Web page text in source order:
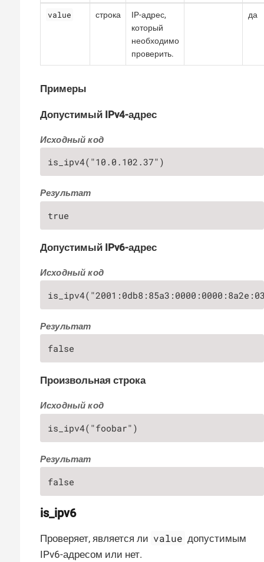
value строка
IP-адрес,
который
необходимо
проверить.
да
Примеры
Допустимый IPv4-адрес
Исходный код
is_ipv4("10.0.102.37")
Результат
true
Допустимый IPv6-адрес
Исходный код
Результат
false
Произвольная строка
Исходный код
is_ipv4("foobar")
Результат
false
is_ipv6
Проверяет, является ли value допустимым
IPv6-адресом или нет.